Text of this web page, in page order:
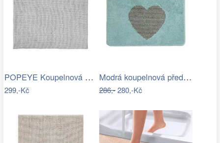
POPEYE Koupelnová předložka 80 x 60 cm …
299,-Kč
Modrá koupelnová předložka se srdíčkem …
286,-280,-Kč